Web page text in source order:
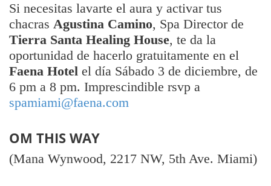
Si necesitas lavarte el aura y activar tus
chacras Agustina Camino, Spa Director de
Tierra Santa Healing House, te da la
oportunidad de hacerlo gratuitamente en el
Faena Hotel el día Sábado 3 de diciembre, de
6 pm a 8 pm. Imprescindible rsvp a
spamiami@faena.com
OM THIS WAY
(Mana Wynwood, 2217 NW, 5th Ave. Miami)